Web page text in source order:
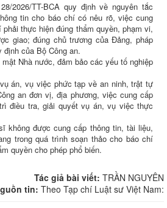
2026/TT-BCA quy định về nguyên tắc
tin cho báo chí có nêu rõ, việc cung
thực hiện đúng thẩm quyền, phạm vi,
giao; đúng chủ trương của Đảng, pháp
của Bộ Công an.
Nhà nước, đảm bảo các yếu tố nghiệp
án, vụ việc phức tạp về an ninh, trật tự
an đơn vị, địa phương, việc cung cấp
điều tra, giải quyết vụ án, vụ việc thực
không được cung cấp thông tin, tài liệu,
trong quá trình soạn thảo cho báo chí
quyền cho phép phổ biến.
Tác giả bài viết: TRẦN NGUYÊN
tin: Theo Tạp chí Luật sư Việt Nam: